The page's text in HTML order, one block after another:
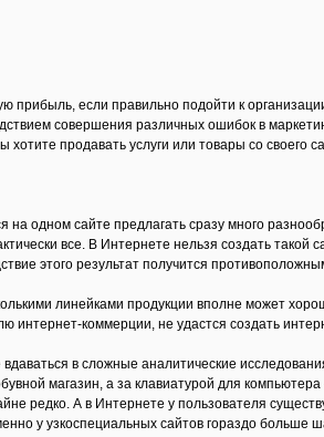
прибыль, если правильно подойти к
совершения различных ошибок в
хотите продавать услуги или товары со
на одном сайте предлагать сразу много
все. В Интернете нельзя создать такой
этого результат получится
линейками продукции вполне может
интернет-коммерции, не удастся создать
в сложные аналитические
магазин, а за клавиатурой для
редко. А в Интернете у пользователя
у узкоспециальных сайтов гораздо больше